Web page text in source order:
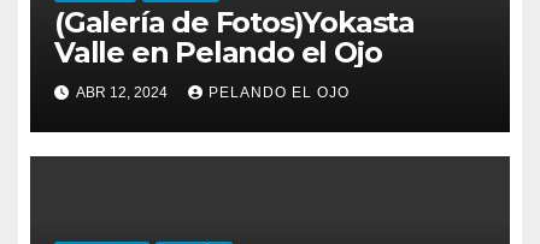
(Galería de Fotos)Yokasta
Valle en Pelando el Ojo
ABR 12, 2024 PELANDO EL OJO